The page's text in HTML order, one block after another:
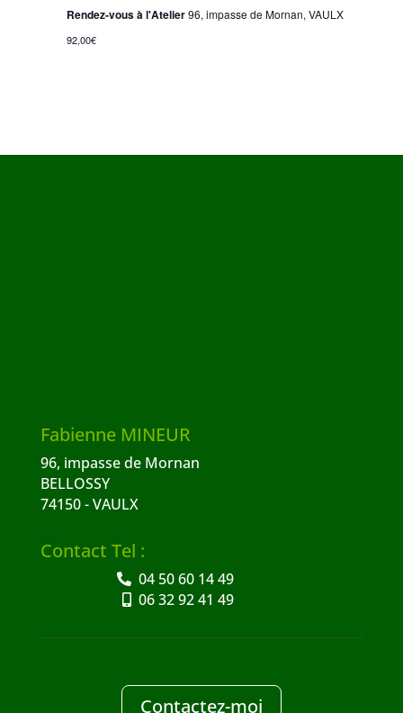
Rendez-vous à l'Atelier96, impasse de Mornan, VAULX
92,00€
Fabienne MINEUR
96, impasse de Mornan
BELLOSSY
74150 - VAULX
Contact Tel :
04 50 60 14 49
06 32 92 41 49
Contactez-moi